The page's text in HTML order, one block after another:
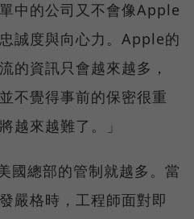
中的公司又不會像Apple
誠度與向心力。Apple的
的資訊只會越來越多，
不覺得事前的保密很重
越來越難了。」
國總部的管制就越多。當
嚴格時，工程師面對即